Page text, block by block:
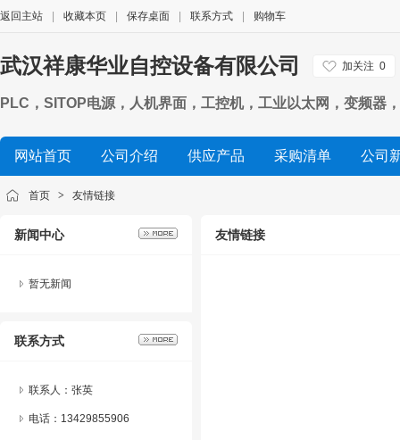
返回主站 收藏本页 保存桌面 联系方式 购物车
武汉祥康华业自控设备有限公司 加关注 0
PLC，SITOP电源，人机界面，工控机，工业以太网，变频器
网站首页 公司介绍 供应产品 采购清单 公司
首页 > 友情链接
新闻中心
暂无新闻
联系方式
联系人：张英
电话：13429855906
友情链接